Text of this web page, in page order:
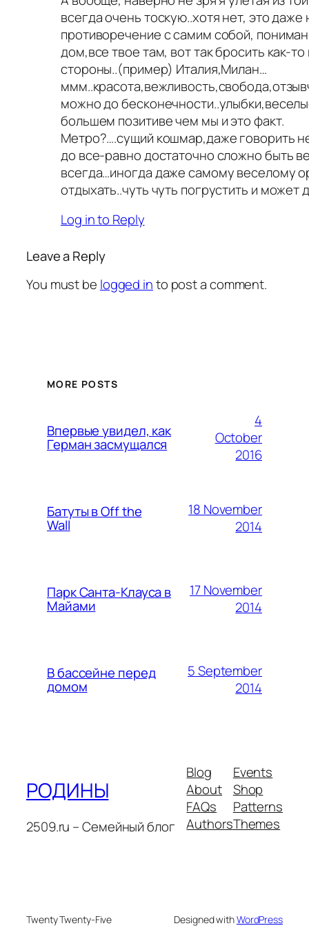
всегда очень тоскую..хотя нет, это даже
противоречение с самим собой,
дом,все твое там, вот так бросить как-
стороны..(пример) Италия,Милан…
можно до
большем позитиве чем мы и это факт.
Метро?….сущий кошмар,даже говорить
до все-равно достаточно сложно быть
всегда…иногда даже самому веселому
отдыхать..чуть чуть погрустить и может
Log in to Reply
Leave a Reply
You must be logged into post a comment.
MORE POSTS
Впервые увидел, как
Герман засмущался
4
October
2016
Батуты в Off the
Wall
18 November
2014
Парк Санта-Клауса в
Майами
17 November
2014
В бассейне перед
домом
5 September
2014
РОДИНЫ
2509.ru – Семейный блог
Blog
About
FAQs
Authors
Events
Shop
Patterns
Themes
Twenty Twenty-Five Designed withWordPress